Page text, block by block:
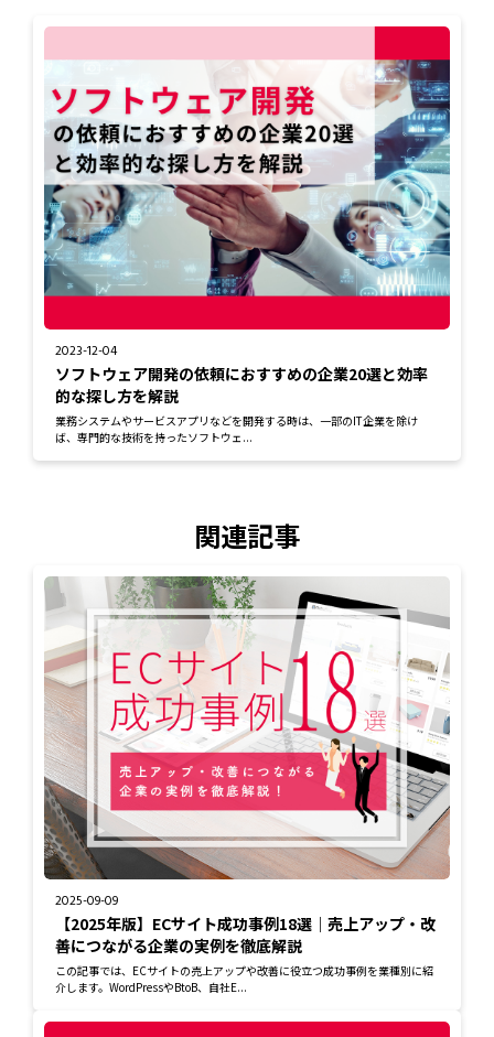
2023-12-04
ソフトウェア開発の依頼におすすめの企業20選と効率
的な探し方を解説
業務システムやサービスアプリなどを開発する時は、一部のIT企業を除け
ば、専門的な技術を持ったソフトウェ...
関連記事
2025-09-09
【2025年版】ECサイト成功事例18選｜売上アップ・改
善につながる企業の実例を徹底解説
この記事では、ECサイトの売上アップや改善に役立つ成功事例を業種別に紹
介します。WordPressやBtoB、自社E...